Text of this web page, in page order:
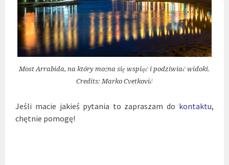
Most Arrabida, na który można się wspiąć i podziwiać widoki.
Credits: Marko Cvetković
Jeśli macie jakieś pytania to zapraszam do kontaktu,
chętnie pomogę!